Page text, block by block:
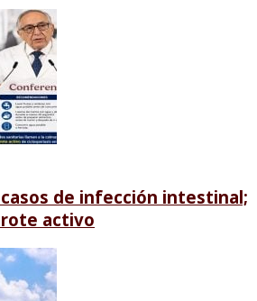
de infección intestinal;
activo